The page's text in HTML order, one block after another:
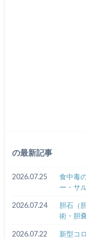
の最新記事
2026.07.25
食中毒
ー・サ
2026.07.24
胆石（
術・胆
2026.07.22
新型コ